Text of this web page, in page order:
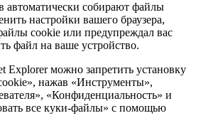
автоматически собирают файлы
настройки вашего браузера,
cookie или предупреждал вас
файл на ваше устройство.
Explorer можно запретить установку
нажав «Инструменты»,
«Конфиденциальность» и
все куки-файлы» с помощью